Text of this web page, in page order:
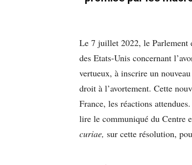
Le 7 juillet 2022, le Parlement
des Etats-Unis concernant
vertueux, à inscrire un
droit à l’avortement. Cette
France, les réactions
lire le communiqué du Centre
curiae, sur cette résolution,